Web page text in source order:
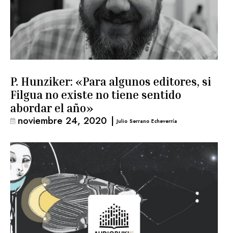
P. Hunziker: «Para algunos editores, si
Filgua no existe no tiene sentido
abordar el año»
noviembre 24, 2020 | Julio Serrano Echeverría